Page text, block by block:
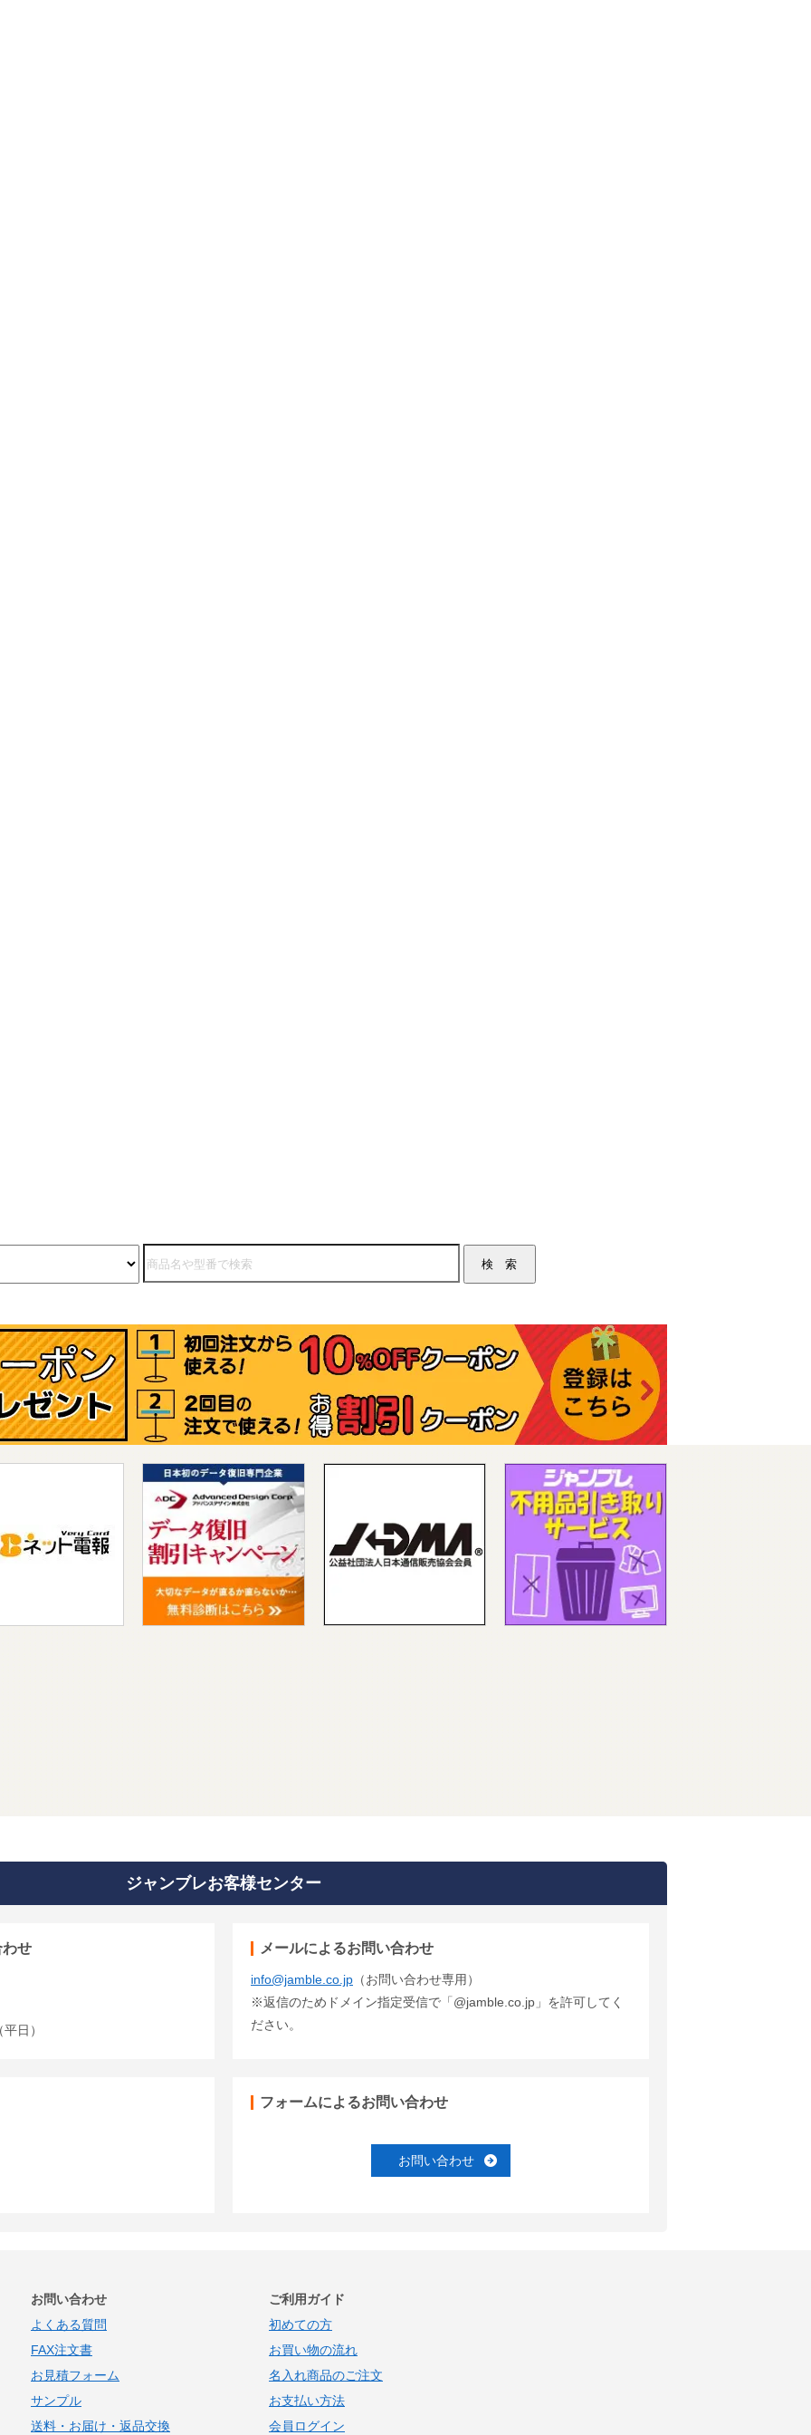
ジャンブレお客様センター
せ
日）
メールによるお問い合わせ
info@jamble.co.jp （お問い合わせ専用）
※返信のためドメイン指定受信で「@jamble.co.jp」を許可してく
ださい。
フォームによるお問い合わせ
お問い合わせ
お問い合わせ
よくある質問
FAX注文書
お見積フォーム
サンプル
送料・お届け・返品交換
ご利用ガイド
初めての方
お買い物の流れ
名入れ商品のご注文
お支払い方法
会員ログイン